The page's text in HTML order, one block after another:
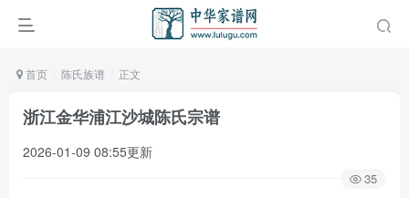
首页 陈氏族谱 正文
浙江金华浦江沙城陈氏宗谱
2026-01-09 08:55更新
35